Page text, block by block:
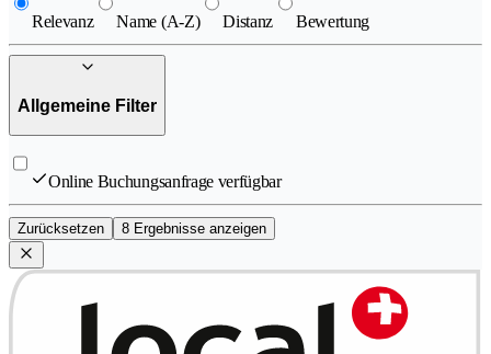
Relevanz Name (A-Z) Distanz Bewertung
Allgemeine Filter
Online Buchungsanfrage verfügbar
Zurücksetzen 8 Ergebnisse anzeigen